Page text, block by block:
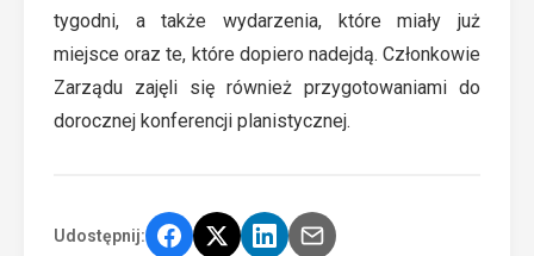
tygodni, a także wydarzenia, które miały już
miejsce oraz te, które dopiero nadejdą. Członkowie
Zarządu zajęli się również przygotowaniami do
dorocznej konferencji planistycznej.
Udostępnij: